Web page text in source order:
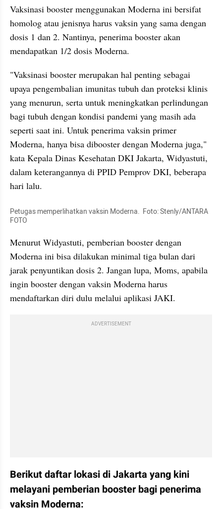
Vaksinasi booster menggunakan Moderna ini bersifat
homolog atau jenisnya harus vaksin yang sama dengan
dosis 1 dan 2. Nantinya, penerima booster akan
mendapatkan 1/2 dosis Moderna.
"Vaksinasi booster merupakan hal penting sebagai
upaya pengembalian imunitas tubuh dan proteksi klinis
yang menurun, serta untuk meningkatkan perlindungan
bagi tubuh dengan kondisi pandemi yang masih ada
seperti saat ini. Untuk penerima vaksin primer
Moderna, hanya bisa dibooster dengan Moderna juga,"
kata Kepala Dinas Kesehatan DKI Jakarta, Widyastuti,
dalam keterangannya di PPID Pemprov DKI, beberapa
hari lalu.
Petugas memperlihatkan vaksin Moderna.  Foto: Stenly/ANTARA
FOTO
Menurut Widyastuti, pemberian booster dengan
Moderna ini bisa dilakukan minimal tiga bulan dari
jarak penyuntikan dosis 2. Jangan lupa, Moms, apabila
ingin booster dengan vaksin Moderna harus
mendaftarkan diri dulu melalui aplikasi JAKI.
ADVERTISEMENT
Berikut daftar lokasi di Jakarta yang kini
melayani pemberian booster bagi penerima
vaksin Moderna: